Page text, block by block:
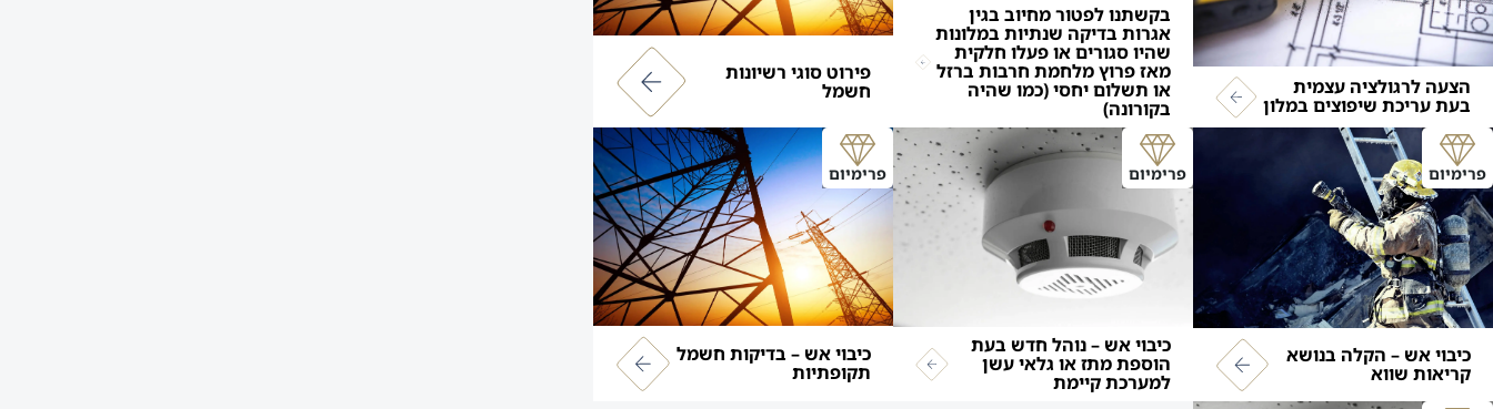
הצעה לרגולציה עצמית
בעת עריכת שיפוצים במלון
בקשתנו לפטור מחיוב בגין
אגרות בדיקה שנתיות במלונות
שהיו סגורים או פעלו חלקית
מאז פרוץ מלחמת חרבות ברזל
או תשלום יחסי (כמו שהיה
בקורונה)
פירוט סוגי רשיונות
חשמל
פרימיום
כיבוי אש – הקלה בנושא
קריאות שווא
פרימיום
כיבוי אש – נוהל חדש בעת
הוספת מתז או גלאי עשן
למערכת קיימת
פרימיום
כיבוי אש – בדיקות חשמל
תקופתיות